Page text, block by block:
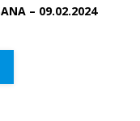
– 09.02.2024